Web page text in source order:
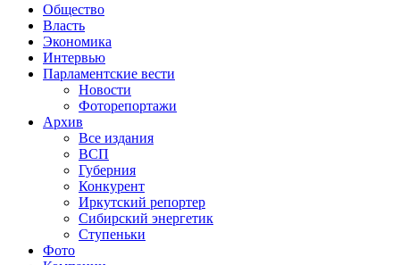
Общество
Власть
Экономика
Интервью
Парламентские вести
Новости
Фоторепортажи
Архив
Все издания
ВСП
Губерния
Конкурент
Иркутский репортер
Сибирский энергетик
Ступеньки
Фото